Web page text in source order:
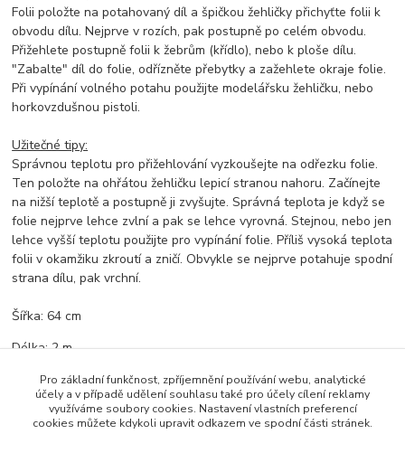
Folii položte na potahovaný díl a špičkou žehličky přichyťte folii k
obvodu dílu. Nejprve v rozích, pak postupně po celém obvodu.
Přižehlete postupně folii k žebrům (křídlo), nebo k ploše dílu.
"Zabalte" díl do folie, odřízněte přebytky a zažehlete okraje folie.
Při vypínání volného potahu použijte modelářsku žehličku, nebo
horkovzdušnou pistoli.
Užitečné tipy:
Správnou teplotu pro přižehlování vyzkoušejte na odřezku folie.
Ten položte na ohřátou žehličku lepicí stranou nahoru. Začínejte
na nižší teplotě a postupně ji zvyšujte. Správná teplota je když se
folie nejprve lehce zvlní a pak se lehce vyrovná. Stejnou, nebo jen
lehce vyšší teplotu použijte pro vypínání folie. Příliš vysoká teplota
folii v okamžiku zkroutí a zničí. Obvykle se nejprve potahuje spodní
strana dílu, pak vrchní.
Šířka: 64 cm
Délka: 2 m
Zboží zařazeno v kategoriích
Pro základní funkčnost, zpříjemnění používání webu, analytické
účely a v případě udělení souhlasu také pro účely cílení reklamy
využíváme soubory cookies. Nastavení vlastních preferencí
cookies můžete kdykoli upravit odkazem ve spodní části stránek.